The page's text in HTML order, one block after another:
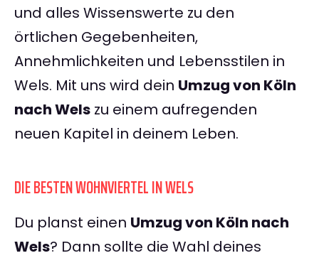
und alles Wissenswerte zu den
örtlichen Gegebenheiten,
Annehmlichkeiten und Lebensstilen in
Wels. Mit uns wird dein Umzug von Köln
nach Wels zu einem aufregenden
neuen Kapitel in deinem Leben.
DIE BESTEN WOHNVIERTEL IN WELS
Du planst einen Umzug von Köln nach
Wels? Dann sollte die Wahl deines